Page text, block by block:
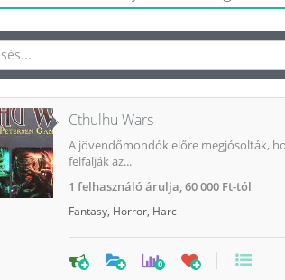
Cthulhu Wars
A jövendőmondók előre megjósolták,
felfalják az...
1 felhasználó árulja, 60 000 Ft-tól
Fantasy Horror Harc
0